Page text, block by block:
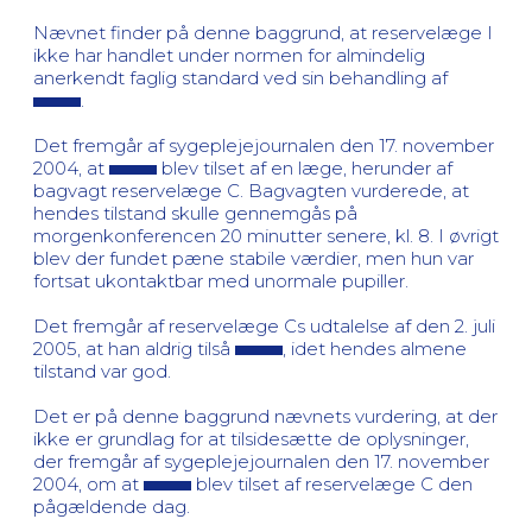
Nævnet finder på denne baggrund, at reservelæge I
ikke har handlet under normen for almindelig
anerkendt faglig standard ved sin behandling af
Det fremgår af sygeplejejournalen den 17. november
2004, at
blev tilset af en læge, herunder af
bagvagt reservelæge C. Bagvagten vurderede, at
hendes tilstand skulle gennemgås på
morgenkonferencen 20 minutter senere, kl. 8. I øvrigt
blev der fundet pæne stabile værdier, men hun var
fortsat ukontaktbar med unormale pupiller.
Det fremgår af reservelæge Cs udtalelse af den 2. juli
2005, at han aldrig tilså
, idet hendes almene
tilstand var god.
Det er på denne baggrund nævnets vurdering, at der
ikke er grundlag for at tilsidesætte de oplysninger,
der fremgår af sygeplejejournalen den 17. november
2004, om at
blev tilset af reservelæge C den
pågældende dag.